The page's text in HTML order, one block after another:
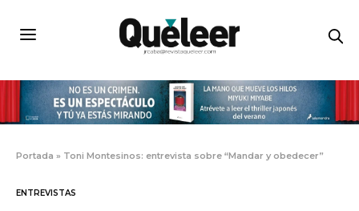
Portada » Toni Montesinos: entrevista sobre “Mandar y obedecer”
ENTREVISTAS